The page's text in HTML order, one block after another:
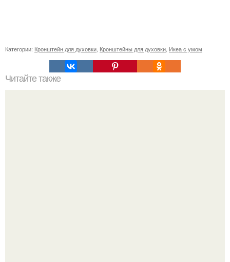
Категории: Кронштейн для духовки Кронштейны для духовки Икеа с умом
Читайте также